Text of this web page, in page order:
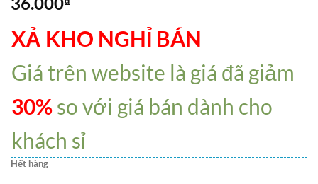
XẢ KHO NGHỈ BÁN
Giá trên website là giá đã giảm
30%so với giá bán dành cho
khách sỉ
Hết hàng